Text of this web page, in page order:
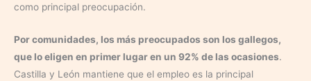
como principal preocupación.
Por comunidades, los más preocupados son los gallegos,
que lo eligen en primer lugar en un 92% de las ocasiones.
Castilla y León mantiene que el empleo es la principal